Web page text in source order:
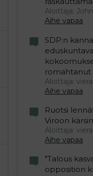
Aloittaja:
Aihe vapaa
SDP:n
romahtanut
Aloittaja:
Aihe vapaa
Ruotsi
Viroon
Aloittaja:
Aihe vapaa
"Talous
opposition